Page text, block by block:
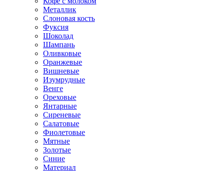
Металлик
Слоновая кость
Фуксия
Шоколад
Шампань
Оливковые
Оранжевые
Вишневые
Изумрудные
Венге
Ореховые
Янтарные
Сиреневые
Салатовые
Фиолетовые
Мятные
Золотые
Синие
Материал